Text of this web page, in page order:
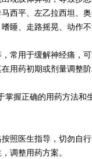
西平、左乙拉西坦、
睡、走路摇晃、动作
常用于缓解神经痛，
用药初期或剂量调整阶
握正确的用药方法和
照医生指导，切勿自
调整用药方案。